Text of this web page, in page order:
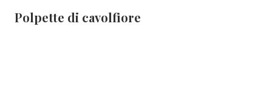
Polpette di cavolfiore